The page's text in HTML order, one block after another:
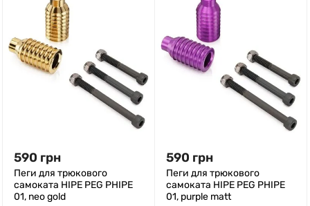
590 грн
Пеги для трюкового
самоката HIPE PEG PHIPE
01, neo gold
590 грн
Пеги для трюкового
самоката HIPE PEG PHIPE
01, purple matt